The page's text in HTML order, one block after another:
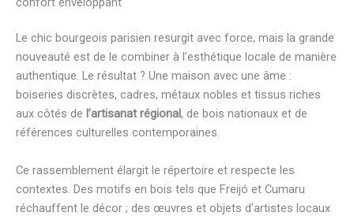
Le chic bourgeois parisien resurgit avec force, mais la grande
nouveauté est de le combiner à l’esthétique locale de manière
authentique. Le résultat ? Une maison avec une âme :
boiseries discrètes, cadres, métaux nobles et tissus riches
aux côtés de l’artisanat régional, de bois nationaux et de
références culturelles contemporaines.
Ce rassemblement élargit le répertoire et respecte les
contextes. Des motifs en bois tels que Freijó et Cumaru
réchauffent le décor ; des œuvres et objets d’artistes locaux